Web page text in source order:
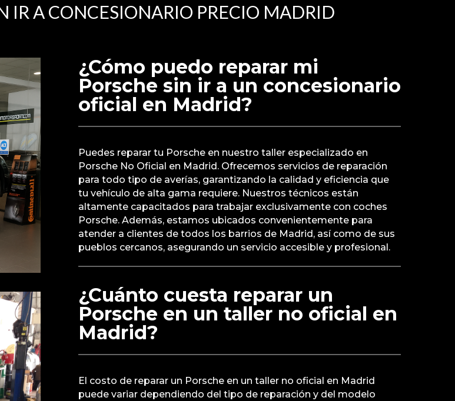
IR A CONCESIONARIO PRECIO MADRID
¿Cómo puedo reparar mi
Porsche sin ir a un concesionario
oficial en Madrid?
Puedes reparar tu Porsche en nuestro taller especializado en
Porsche No Oficial en Madrid. Ofrecemos servicios de reparación
para todo tipo de averías, garantizando la calidad y eficiencia que
tu vehículo de alta gama requiere. Nuestros técnicos están
altamente capacitados para trabajar exclusivamente con coches
Porsche. Además, estamos ubicados convenientemente para
atender a clientes de todos los barrios de Madrid, así como de sus
pueblos cercanos, asegurando un servicio accesible y profesional.
¿Cuánto cuesta reparar un
Porsche en un taller no oficial en
Madrid?
El costo de reparar un Porsche en un taller no oficial en Madrid
puede variar dependiendo del tipo de reparación y del modelo